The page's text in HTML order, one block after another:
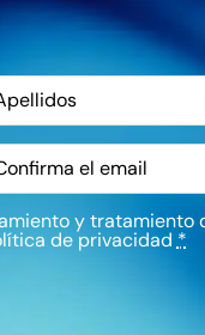
y tratamiento
de privacidad *